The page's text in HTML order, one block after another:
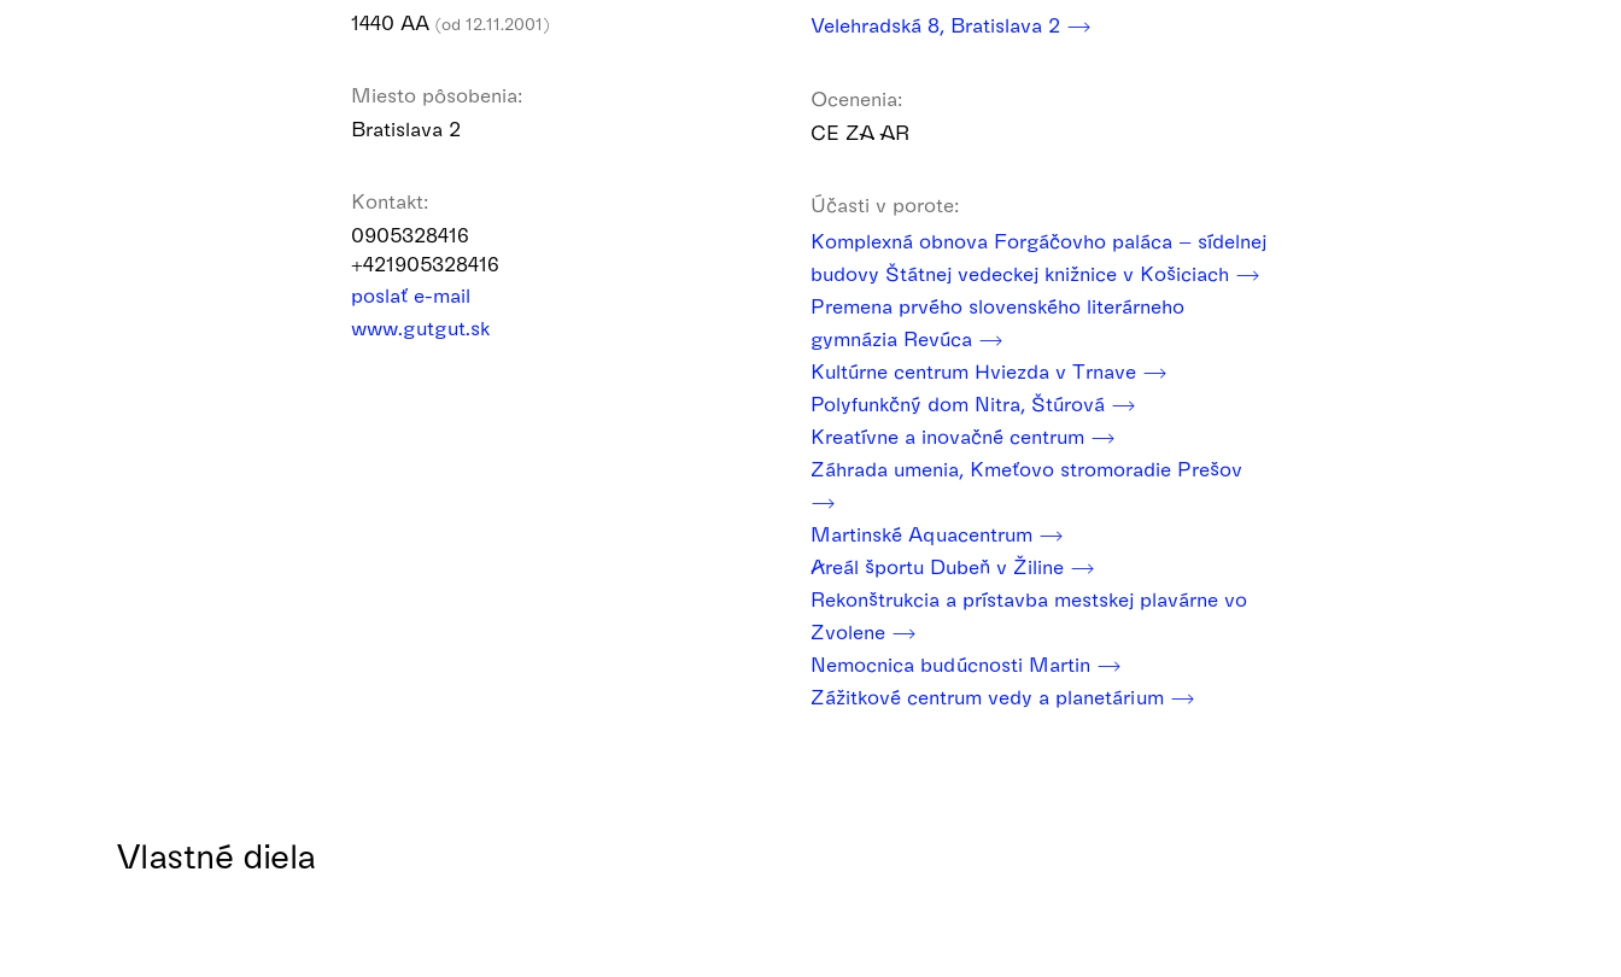
1440 AA (od 12.11.2001)
Miesto pôsobenia:
Bratislava 2
Kontakt:
0905328416
+421905328416
poslať e-mail
www.gutgut.sk
Velehradská 8, Bratislava 2
Ocenenia:
CE ZA AR
Účasti v porote:
Komplexná obnova Forgáčovho paláca – sídelnej
budovy Štátnej vedeckej knižnice v Košiciach
Premena prvého slovenského literárneho
gymnázia Revúca
Kultúrne centrum Hviezda v Trnave
Polyfunkčný dom Nitra, Štúrová
Kreatívne a inovačné centrum
Záhrada umenia, Kmeťovo stromoradie Prešov
Martinské Aquacentrum
Areál športu Dubeň v Žiline
Rekonštrukcia a prístavba mestskej plavárne vo
Zvolene
Nemocnica budúcnosti Martin
Zážitkové centrum vedy a planetárium
Vlastné diela